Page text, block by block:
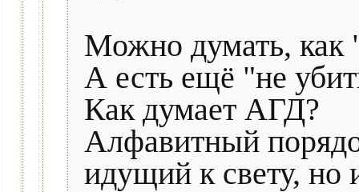
Можно думать, как
А есть ещё "не
Как думает АГД?
Алфавитный
идущий к свету, но